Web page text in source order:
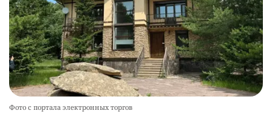
Фото с портала электронных торгов